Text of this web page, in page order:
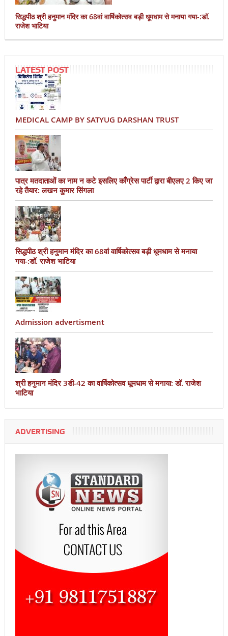
सिद्धपीठ श्री हनुमान मंदिर का 68वां वार्षिकोत्सव बड़ी धूमधाम से मनाया गया-:डॉ.
राजेश भाटिया
LATEST POST
MEDICAL CAMP BY SATYUG DARSHAN TRUST
पात्र मतदाताओं का नाम न कटे इसलिए काँग्रेस पार्टी द्वारा बीएलए 2 किए जा
रहे तैयार: लखन कुमार सिंगला
सिद्धपीठ श्री हनुमान मंदिर का 68वां वार्षिकोत्सव बड़ी धूमधाम से मनाया
गया-:डॉ. राजेश भाटिया
Admission advertisment
श्री हनुमान मंदिर 3डी-42 का वार्षिकोत्सव धूमधाम से मनाया: डॉ. राजेश
भाटिया
ADVERTISING